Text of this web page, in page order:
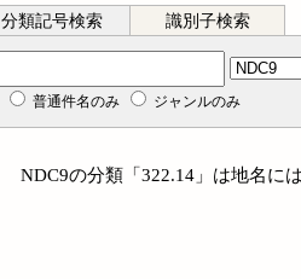
分類記号検索 識別子検索
普通件名のみ ジャンルのみ
NDC9の分類「322.14」は地名に